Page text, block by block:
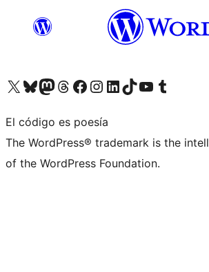
Visita nuestra cuenta de X (anteriormente Twitter)
Visita nuestra cuenta de Bluesky
Visita nuestra cuenta de Mastodon
Visita nuestra cuenta de Threads
Visita nuestra página de Facebook
Visita nuestra cuenta de Instagram
Visita nuestra cuenta de LinkedIn
Visita nuestra cuenta de TikTok
Visita nuestro canal de YouTube
Visita nuestra cuenta de Tumblr
El código es poesía
The WordPress® trademark is the
of the WordPress Foundation.